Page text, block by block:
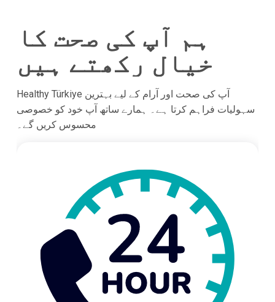
ہم آپ کی صحت کا
خیال رکھتے ہیں
Healthy Türkiye آپ کی صحت اور آرام کے لیے بہترین
سہولیات فراہم کرتا ہے۔ ہمارے ساتھ آپ خود کو خصوصی
محسوس کریں گے۔